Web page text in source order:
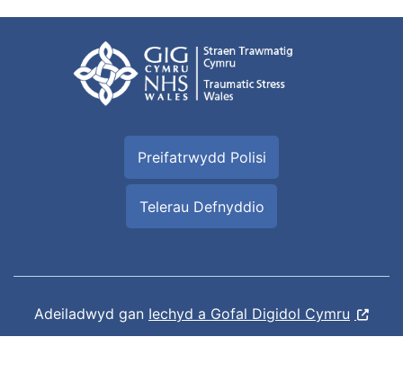
Preifatrwydd Polisi
Telerau Defnyddio
Adeiladwyd gan Iechyd a Gofal Digidol Cymru